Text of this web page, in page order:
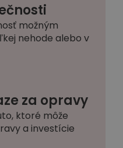
možným
nehode alebo v
za opravy
ktoré môže
a investície